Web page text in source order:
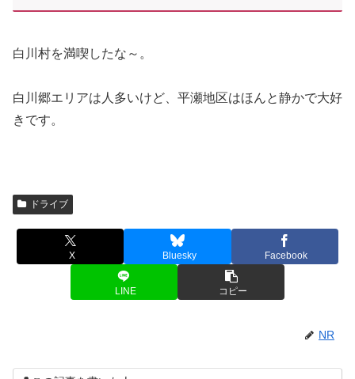
白川村を満喫したな～。
白川郷エリアは人多いけど、平瀬地区はほんと静かで大好
きです。
ドライブ
X Bluesky Facebook
LINE コピー
NR